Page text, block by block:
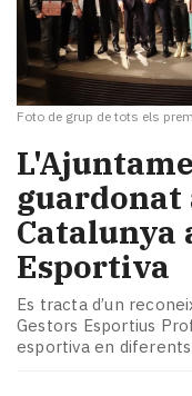
Foto de grup de tots els
guardonat
Catalunya
Esportiva
Es tracta d’un
Gestors Esportius
esportiva en